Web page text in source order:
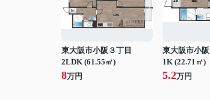
東大阪市小阪３丁目
2LDK (61.55㎡)
8万円
東大阪市小阪
1K (22.71㎡)
5.2万円